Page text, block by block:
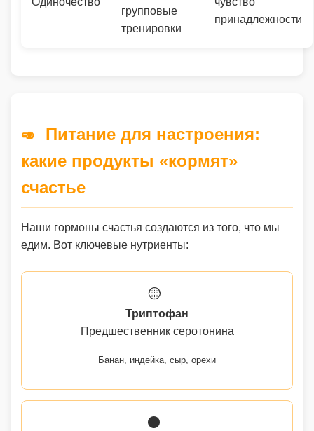
групповые
тренировки
принадлежности
🥑
Питание для настроения:
какие продукты «кормят»
счастье
Наши гормоны счастья создаются из того, что мы
едим. Вот ключевые нутриенты:
🟡
Триптофан
Предшественник серотонина
Банан, индейка, сыр, орехи
⚫